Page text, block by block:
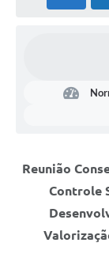
Reunião
Controle